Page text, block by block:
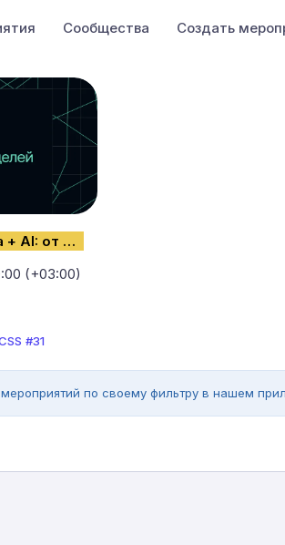
Сообщества Создать
SmartData 2026. Data + AI: от источника данных до работающих моделей
(+03:00)
#31
по своему фильтру в нашем